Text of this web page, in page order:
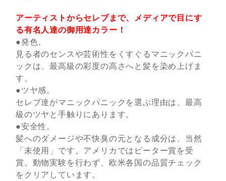
アーティストからセレブまで、メディアで目にす
る有名人達の御用達カラー！
●発色。
見る者のセンスや芸術性をくすぐるマニックパニ
ックは、最高級の彩度の高さへと髪を染め上げま
す。
●ツヤ感。
セレブ達がマニックパニックを選ぶ理由は、最高
級のツヤと手触りにあります。
●安全性。
髪へのダメージや不快臭の元となる成分は、当然
「未使用」です。アメリカではピーター賞を受
賞。動物実験を行わず、欧米各国の品質チェック
をクリアしています。